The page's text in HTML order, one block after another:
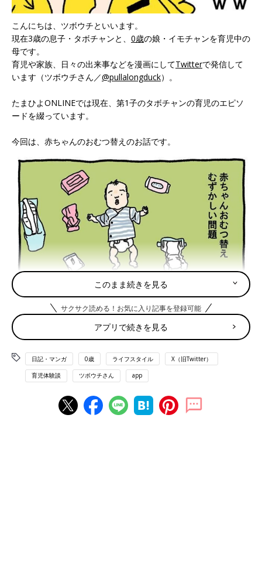
こんにちは、ツボウチといいます。
現在3歳の息子・タボチャンと、 0歳の娘・イモチャンを育児中の
母です。
育児や家族、日々の出来事などを漫画にしてTwitterで発信して
います（ツボウチさん／@pullalongduck）。
たまひよONLINEでは現在、第1子のタボチャンの育児のエピソ
ードを綴っています。
今回は、赤ちゃんのおむつ替えのお話です。
このまま続きを見る
サクサク読める！お気に入り記事を登録可能
アプリで続きを見る
日記・マンガ 0歳 ライフスタイル X（旧Twitter）
育児体験談 ツボウチさん app